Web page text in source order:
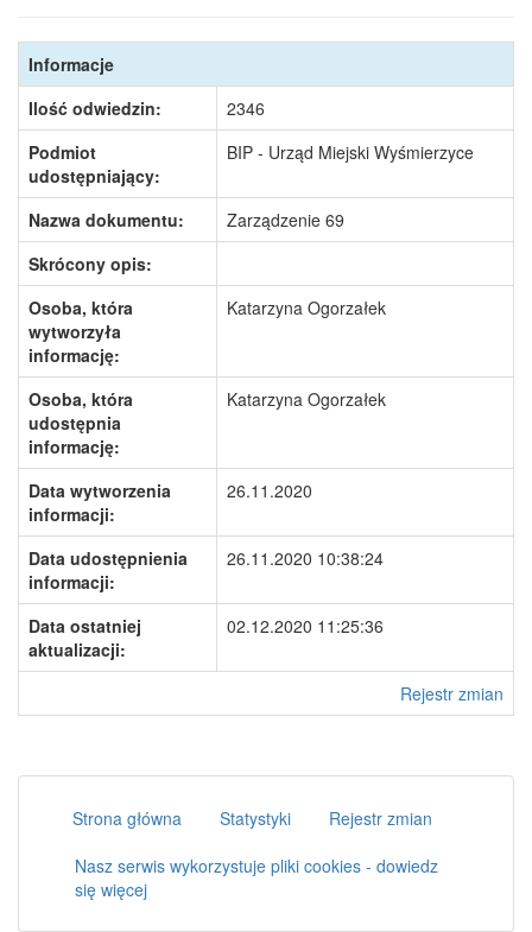
Informacje
Ilość odwiedzin:
2346
Podmiot
udostępniający:
BIP - Urząd Miejski Wyśmierzyce
Nazwa dokumentu:
Zarządzenie 69
Skrócony opis:
Osoba, która
wytworzyła
informację:
Katarzyna Ogorzałek
Osoba, która
udostępnia
informację:
Katarzyna Ogorzałek
Data wytworzenia
informacji:
26.11.2020
Data udostępnienia
informacji:
26.11.2020 10:38:24
Data ostatniej
aktualizacji:
02.12.2020 11:25:36
Rejestr zmian
Strona główna Statystyki
Rejestr zmian
Nasz serwis wykorzystuje pliki cookies - dowiedz
się więcej